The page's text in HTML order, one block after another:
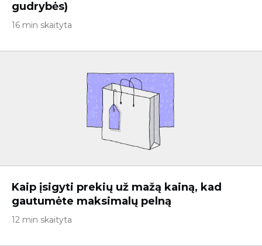
gudrybės)
16 min skaityta
Kaip įsigyti prekių už mažą kainą, kad
gautumėte maksimalų pelną
12 min skaityta